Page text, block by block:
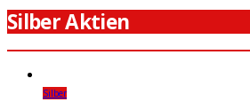
Silber Aktien
Silber